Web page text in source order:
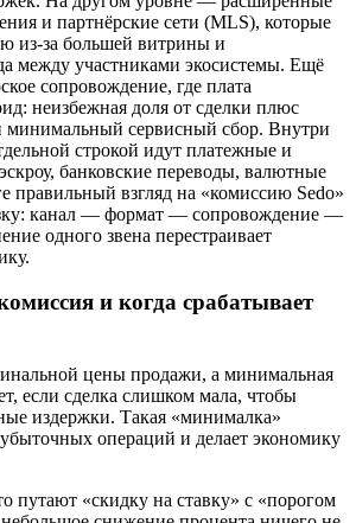
и партнёрские сети (MLS), которые
из‑за большей витрины и
между участниками экосистемы. Ещё
сопровождение, где плата
неизбежная доля от сделки плюс
сервисный сбор. Внутри
строкой идут платежные и
банковские переводы, валютные
правильный взгляд на «комиссию Sedo»
канал — формат — сопровождение —
одного звена перестраивает
и когда срабатывает
цены продажи, а минимальная
если сделка слишком мала, чтобы
издержки. Такая «минималка»
операций и делает экономику
путают «скидку на ставку» с «порогом